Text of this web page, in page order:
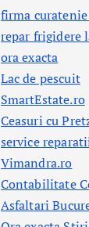
firma
repar frigidere
ora exacta
Lac de pescuit
SmartEstate.ro
Ceasuri cu
service
Vimandra.ro
Contabilitate
Asfaltari